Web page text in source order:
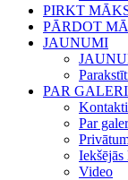
PIRKT
PĀRDOT
JAUNUMI
PAR
Kontakti
Par
Video